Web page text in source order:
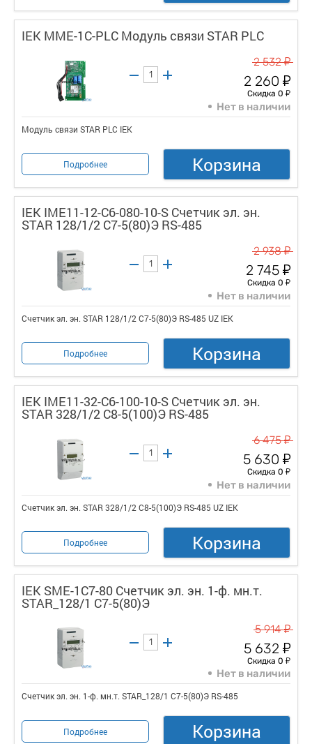
IEK MME-1C-PLC Модуль связи STAR PLC
2 532у
2 260 у
Скидка 0 у
Нет в наличии
Модуль связи STAR PLC IEK
Подробнее Корзина
IEK IME11-12-C6-080-10-S Счетчик эл. эн.
STAR 128/1/2 С7-5(80)Э RS-485
2 938у
2 745 у
Скидка 0 у
Нет в наличии
Счетчик эл. эн. STAR 128/1/2 С7-5(80)Э RS-485 UZ IEK
Подробнее Корзина
IEK IME11-32-C6-100-10-S Счетчик эл. эн.
STAR 328/1/2 С8-5(100)Э RS-485
6 475у
5 630 у
Скидка 0 у
Нет в наличии
Счетчик эл. эн. STAR 328/1/2 С8-5(100)Э RS-485 UZ IEK
Подробнее Корзина
IEK SME-1C7-80 Счетчик эл. эн. 1-ф. мн.т.
STAR_128/1 С7-5(80)Э
5 914у
5 632 у
Скидка 0 у
Нет в наличии
Счетчик эл. эн. 1-ф. мн.т. STAR_128/1 С7-5(80)Э RS-485
Подробнее Корзина